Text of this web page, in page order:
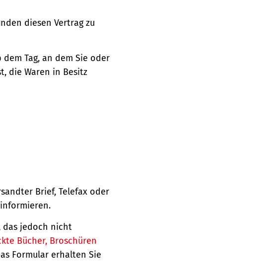
diesen Vertrag zu
Tag, an dem Sie oder
die Waren in Besitz
Brief, Telefax oder
jedoch nicht
Bücher, Broschüren
Formular erhalten Sie